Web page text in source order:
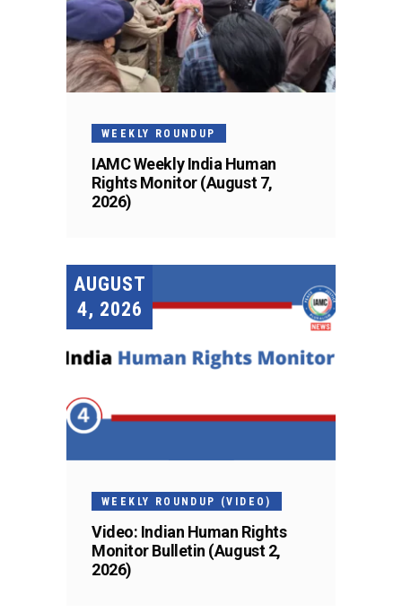
WEEKLY ROUNDUP
IAMC Weekly India Human
Rights Monitor (August 7,
2026)
AUGUST
4, 2026
WEEKLY ROUNDUP (VIDEO)
Video: Indian Human Rights
Monitor Bulletin (August 2,
2026)